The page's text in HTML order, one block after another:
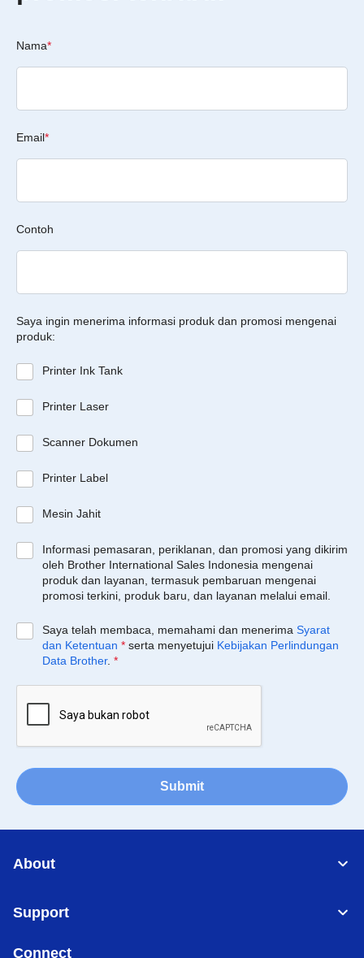
Nama*
Email*
Contoh
Saya ingin menerima informasi produk dan promosi mengenai
produk:
Printer Ink Tank
Printer Laser
Scanner Dokumen
Printer Label
Mesin Jahit
Informasi pemasaran, periklanan, dan promosi yang dikirim
oleh Brother International Sales Indonesia mengenai
produk dan layanan, termasuk pembaruan mengenai
promosi terkini, produk baru, dan layanan melalui email.
Saya telah membaca, memahami dan menerima Syarat
dan Ketentuan * serta menyetujui Kebijakan Perlindungan
Data Brother. *
Submit
About
Support
Connect